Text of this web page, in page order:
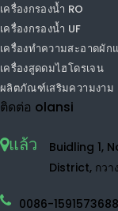
เครื่องฟอกอากาศ
เครื่องฟอกอากาศ
เครื่องฟอกอากาศใน
เครื่องฟอกอากาศ
เครื่องทำน้ำไฮโดรเจน
เครื่องพ่นน้ำไฮโดรเจ
เครื่องทำน้ำไฮโดรเ